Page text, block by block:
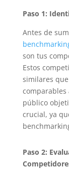
Paso 1:
Antes de
son tus
Estos
similares
comparables
público
crucial, ya
Paso 2: